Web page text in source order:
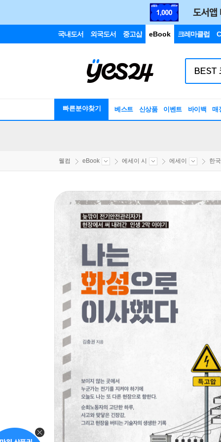
국내도서 외국도서 중고샵 eBook 크레마클럽
빠른분야찾기 베스트 신상품 이벤트 바이백 매
웰컴 eBook 에세이 시 에세이 한